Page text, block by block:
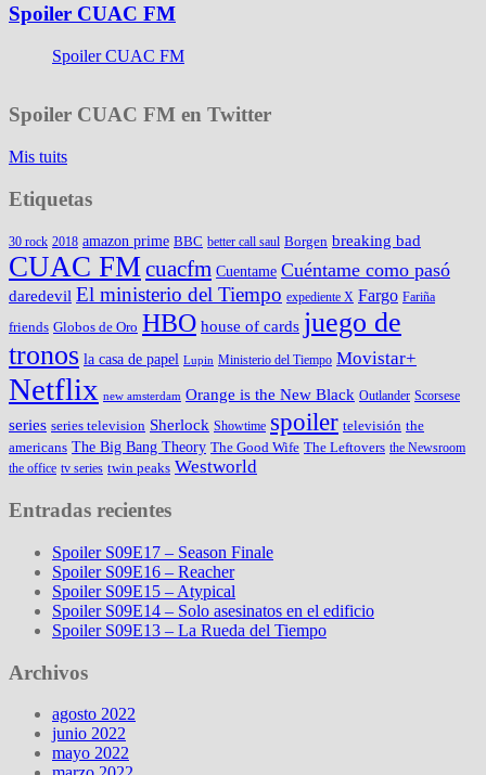
Spoiler CUAC FM
Spoiler CUAC FM
Spoiler CUAC FM en Twitter
Mis tuits
Etiquetas
30 rock 2018 amazon prime BBC better call saul Borgen breaking bad
CUAC FMcuacfm Cuentame Cuéntame como pasó
daredevil El ministerio del Tiempo expediente X Fargo Fariña
friends Globos de Oro HBO house of cards juego de
tronos la casa de papel Lupin Ministerio del Tiempo Movistar+
Netflix new amsterdam Orange is the New Black Outlander Scorsese
series series television Sherlock Showtime spoiler televisión the
americans The Big Bang Theory The Good Wife The Leftovers the Newsroom
the office tv series twin peaks Westworld
Entradas recientes
Spoiler S09E17 – Season Finale
Spoiler S09E16 – Reacher
Spoiler S09E15 – Atypical
Spoiler S09E14 – Solo asesinatos en el edificio
Spoiler S09E13 – La Rueda del Tiempo
Archivos
agosto 2022
junio 2022
mayo 2022